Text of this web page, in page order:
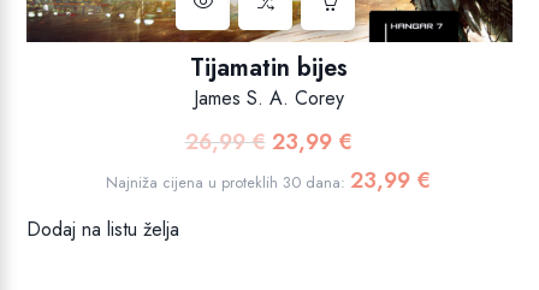
Tijamatin bijes
James S. A. Corey
26,99€ Izvorna
cijena
23,99 €Trenutna
cijena
Najniža cijena u proteklih 30 dana: 23,99 €
Dodaj na listu želja